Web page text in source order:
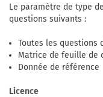
Le paramètre de type
questions suivants :
Toutes les questions
Matrice de feuille de
Donnée de référence
Licence